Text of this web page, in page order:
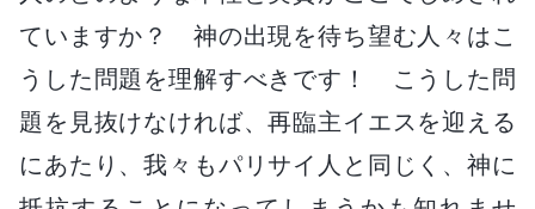
ていますか？ 神の出現を待ち望む人々はこ
うした問題を理解すべきです！ こうした問
題を見抜けなければ、再臨主イエスを迎える
にあたり、我々もパリサイ人と同じく、神に